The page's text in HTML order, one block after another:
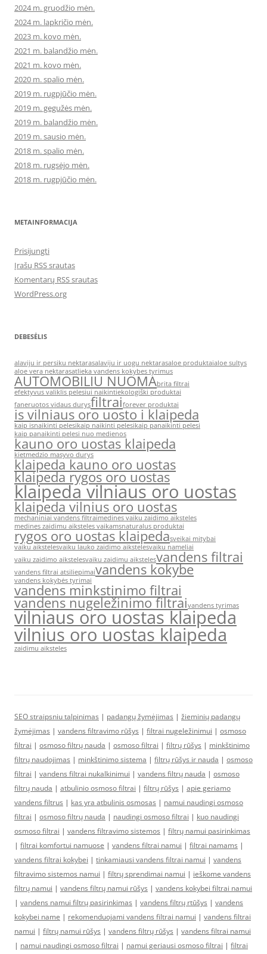
2024 m. gruodžio mėn.
2024 m. lapkričio mėn.
2023 m. kovo mėn.
2021 m. balandžio mėn.
2021 m. kovo mėn.
2020 m. spalio mėn.
2019 m. rugpjūčio mėn.
2019 m. gegužės mėn.
2019 m. balandžio mėn.
2019 m. sausio mėn.
2018 m. spalio mėn.
2018 m. rugsėjo mėn.
2018 m. rugpjūčio mėn.
METAINFORMACIJA
Prisijungti
Įrašų RSS srautas
Komentarų RSS srautas
WordPress.org
DEBESĖLIS
alaviju ir persiku nektarasalaviju ir uogu nektarasaloe produktaialoe sultys
aloe vera nektarasatlieka vandens kokybes tyrimus
AUTOMOBILIU NUOMAbrita filtrai
efektyvus valiklis pelesiui naikintiekologiški produktai
faneruotos vidaus durysfiltraiforever produktai
is vilniaus oro uosto i klaipeda
kaip isnaikinti pelesikaip naikinti pelesikaip panaikinti pelesi
kaip panaikinti pelesi nuo medienos
kauno oro uostas klaipeda
kietmedzio masyvo durys
klaipeda kauno oro uostas
klaipeda rygos oro uostas
klaipeda vilniaus oro uostas
klaipeda vilnius oro uostas
mechaniniai vandens filtraimedines vaiku zaidimo aiksteles
medines zaidimu aiksteles vaikamsnaturalus produktai
rygos oro uostas klaipedasveikai mitybai
vaiku aikstelesvaiku lauko zaidimo aikstelesvaiku nameliai
vaiku zaidimo aikstelesvaiku zaidimu aikstelesvandens filtrai
vandens filtrai atsiliepimaivandens kokybe
vandens kokybės tyrimai
vandens minkstinimo filtrai
vandens nugeležinimo filtraivandens tyrimas
vilniaus oro uostas klaipeda
vilnius oro uostas klaipeda
zaidimu aiksteles
SEO straipsniu talpinimas | padangų žymėjimas | žieminių padangų
žymėjimas | vandens filtravimo rūšys | filtrai nugeležinimui | osmoso
filtrai | osmoso filtrų nauda | osmoso filtrai | filtrų rūšys | minkštinimo
filtrų naudojimas | minkštinimo sistema | filtrų rūšys ir nauda | osmoso
filtrai | vandens filtrai nukalkinimui | vandens filtrų nauda | osmoso
filtrų nauda | atbulinio osmoso filtrai | filtrų rūšys | apie geriamo
vandens filtrus | kas yra atbulinis osmosas | namui naudingi osmoso
filtrai | osmoso filtrų nauda | naudingi osmoso filtrai | kuo naudingi
osmoso filtrai | vandens filtravimo sistemos | filtrų namui pasirinkimas
| filtrai komfortui namuose | vandens filtrai namui | filtrai namams |
vandens filtrai kokybei | tinkamiausi vandens filtrai namui | vandens
filtravimo sistemos namui | filtrų sprendimai namui | ieškome vandens
filtrų namui | vandens filtrų namui rūšys | vandens kokybei filtrai namui
| vandens namui filtrų pasirinkimas | vandens filtrų rtūšys | vandens
kokybei name | rekomenduojami vandens filtrai namui | vandens filtrai
namui | filtrų namui rūšys | vandens filtrų rūšys | vandens filtrai namui
| namui naudingi osmoso filtrai | namui geriausi osmoso filtrai | filtrai